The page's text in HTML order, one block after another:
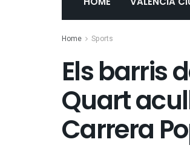
Home Sports
Els barris
Quart
Carrera